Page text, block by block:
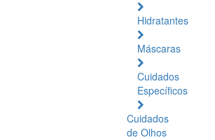
Hidratantes
Máscaras
Cuidados
Específicos
Cuidados
de Olhos